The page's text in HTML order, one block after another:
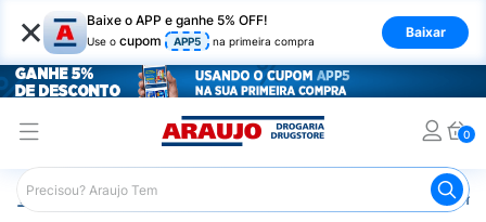
× Baixe o APP e ganhe 5% OFF!
Use o cupom APP5 na primeira compra
Baixar
0
Araujo Infantil Suplemento